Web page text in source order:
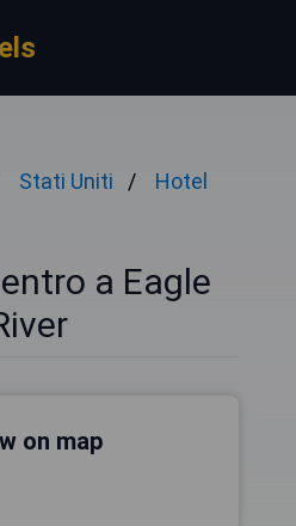
Stati Uniti
Hotel
a Eagle
on map